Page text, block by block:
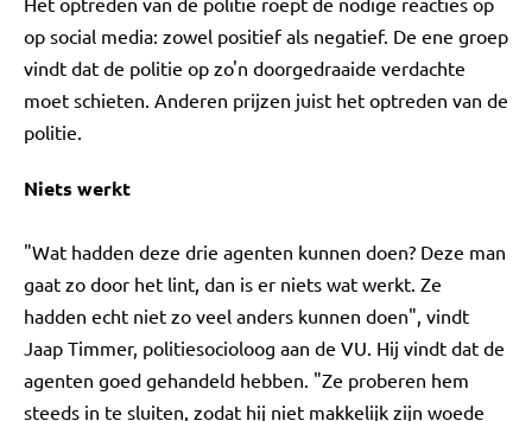
op social media: zowel positief als negatief. De ene groep
vindt dat de politie op zo'n doorgedraaide verdachte
moet schieten. Anderen prijzen juist het optreden van de
politie.
Niets werkt
"Wat hadden deze drie agenten kunnen doen? Deze man
gaat zo door het lint, dan is er niets wat werkt. Ze
hadden echt niet zo veel anders kunnen doen", vindt
Jaap Timmer, politiesocioloog aan de VU. Hij vindt dat de
agenten goed gehandeld hebben. "Ze proberen hem
steeds in te sluiten, zodat hij niet makkelijk zijn woede